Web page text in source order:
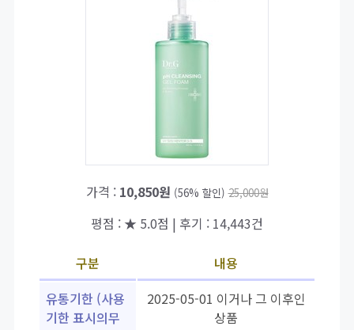
가격 : 10,850원 (56% 할인) 25,000원
평점 : ★ 5.0점 | 후기 : 14,443건
구분
내용
유통기한 (사용
기한 표시의무
2025-05-01 이거나 그 이후인
상품